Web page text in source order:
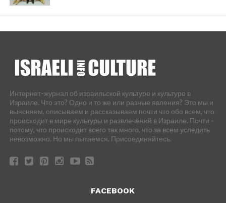
Интернет-журнал об израильской культуре и культуре в
Израиле. Что это? Одно и то же или разные явления? Это мы и
выясняем, описываем и рассказываем почти что обо всем, что
происходит в мире культуры и развлечений в Израиле. Почти -
потому, что происходит всего так много, что за всем уследить
невозможно. Но мы пытаемся. Присоединяйтесь.
FACEBOOK